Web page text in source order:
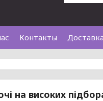
Контакты
на високих